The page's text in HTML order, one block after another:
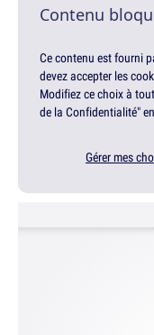
Contenu
Ce contenu est fourni
devez accepter les
Modifiez ce choix à
de la Confidentialité"
Gérer mes